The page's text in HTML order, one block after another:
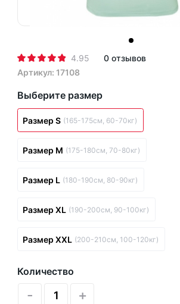
4.95
0 отзывов
Артикул: 17108
Выберите размер
Размер S (165-175см, 60-70кг)
Размер M (175-180см, 70-80кг)
Размер L (180-190см, 80-90кг)
Размер XL (190-200см, 90-100кг)
Размер XXL (200-210см, 100-120кг)
Количество
- +